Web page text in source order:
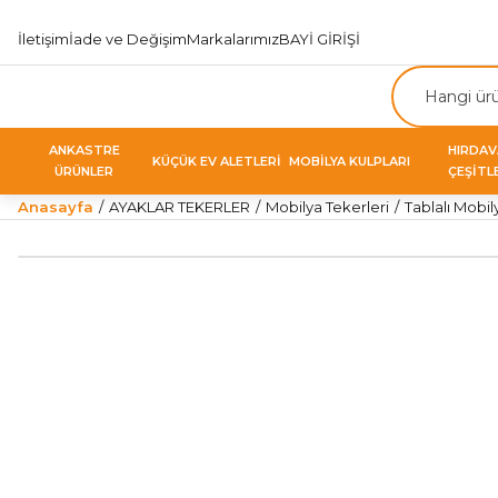
İletişimİade ve DeğişimMarkalarımızBAYİ GİRİŞİ
ANKASTRE
ÜRÜNLER
KÜÇÜK EV ALETLERİ MOBİLYA KULPLARI
Anasayfa AYAKLAR TEKERLER Mobilya Tekerleri Tablalı